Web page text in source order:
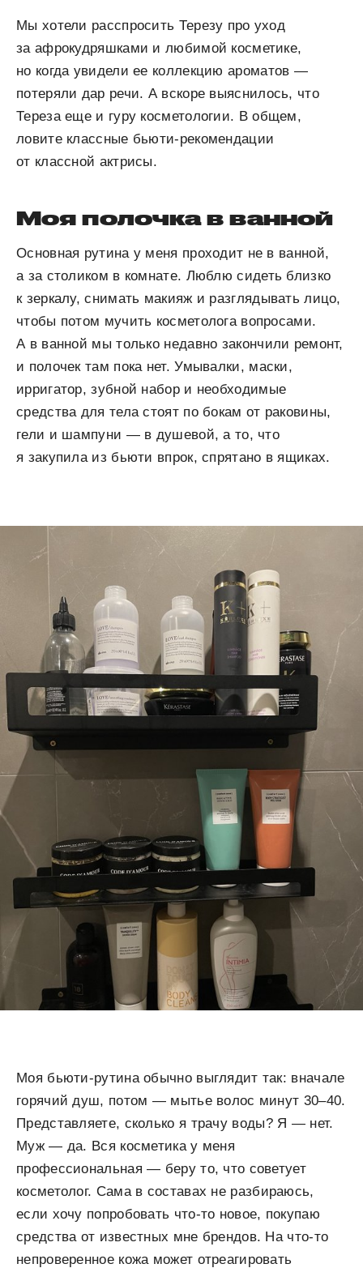
Мы хотели расспросить Терезу про уход
за афрокудряшками и любимой косметике,
но когда увидели ее коллекцию ароматов —
потеряли дар речи. А вскоре выяснилось, что
Тереза еще и гуру косметологии. В общем,
ловите классные бьюти-рекомендации
от классной актрисы.
Моя полочка в ванной
Основная рутина у меня проходит не в ванной,
а за столиком в комнате. Люблю сидеть близко
к зеркалу, снимать макияж и разглядывать лицо,
чтобы потом мучить косметолога вопросами.
А в ванной мы только недавно закончили ремонт,
и полочек там пока нет. Умывалки, маски,
ирригатор, зубной набор и необходимые
средства для тела стоят по бокам от раковины,
гели и шампуни — в душевой, а то, что
я закупила из бьюти впрок, спрятано в ящиках.
Моя бьюти-рутина обычно выглядит так: вначале
горячий душ, потом — мытье волос минут 30–40.
Представляете, сколько я трачу воды? Я — нет.
Муж — да. Вся косметика у меня
профессиональная — беру то, что советует
косметолог. Сама в составах не разбираюсь,
если хочу попробовать что-то новое, покупаю
средства от известных мне брендов. На что-то
непроверенное кожа может отреагировать